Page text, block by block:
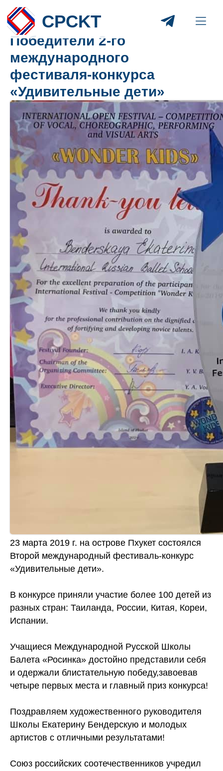
CPCKT
Победители 2-го
международного
фестиваля-конкурса
«Удивительные дети»
23 марта 2019 г. на острове Пхукет состоялся
Второй международный фестиваль-конкурс
«Удивительные дети».
В конкурсе приняли участие более 100 детей из
разных стран: Таиланда, России, Китая, Кореи,
Испании.
Учащиеся Международной Русской Школы
Балета «Росинка» достойно представили себя
и одержали блистательную победу,завоевав
четыре первых места и главный приз конкурса!
Поздравляем художественного руководителя
Школы Екатерину Бендерскую и молодых
артистов с отличными результатами!
Союз российских соотечественников учредил